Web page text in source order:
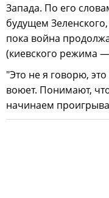
Запада. По его
будущем
пока война
(киевского режима
"Это не я говорю, это
воюет. Понимают,
начинаем